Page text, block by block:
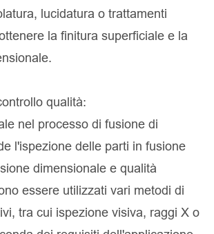
lucidatura o trattamenti
la finitura superficiale e la
qualità:
nel processo di fusione di
l'ispezione delle parti in fusione
dimensionale e qualità
essere utilizzati vari metodi di
tra cui ispezione visiva, raggi X o